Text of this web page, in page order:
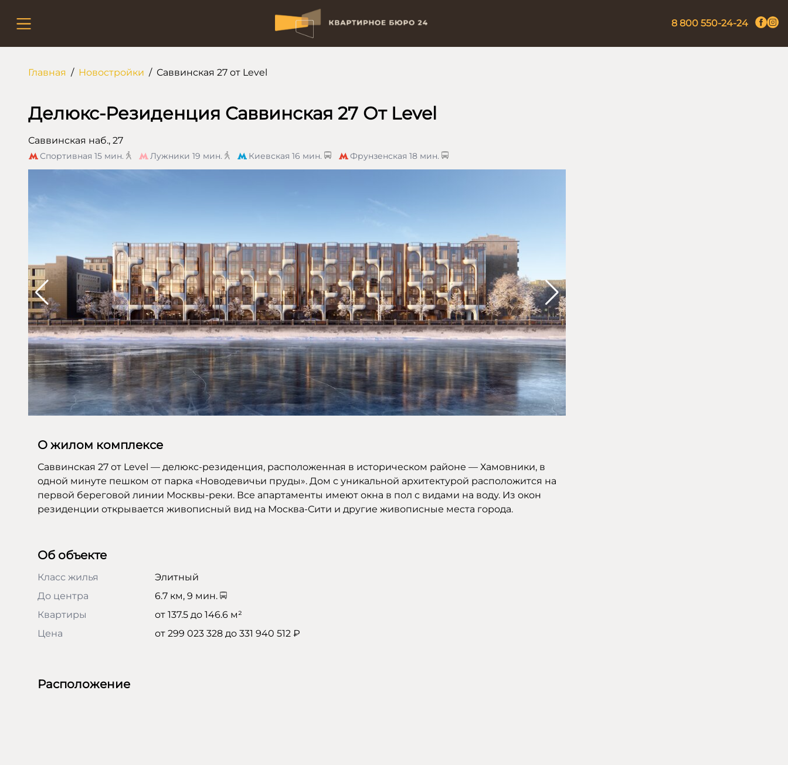
8 800 550-24-24
Главная / Новостройки / Саввинская 27 от Level
Делюкс-Резиденция Саввинская 27 От Level
Саввинская наб., 27
Спортивная 15 мин. Лужники 19 мин. Киевская 16 мин. Фрунзенская 18 мин.
О жилом комплексе
Саввинская 27 от Level — делюкс-резиденция, расположенная в историческом районе — Хамовники, в
одной минуте пешком от парка «Новодевичьи пруды». Дом с уникальной архитектурой расположится на
первой береговой линии Москвы-реки. Все апартаменты имеют окна в пол с видами на воду. Из окон
резиденции открывается живописный вид на Москва-Сити и другие живописные места города.
Об объекте
Класс жилья
Элитный
До центра
6.7 км, 9 мин.
Квартиры
от 137.5 до 146.6 м²
Цена
от 299 023 328 до 331 940 512 ₽
Расположение